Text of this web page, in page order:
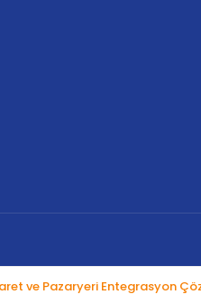
ve Pazaryeri Entegrasyon